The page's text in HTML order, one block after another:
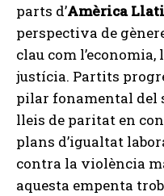
parts d’Amèrica
perspectiva de
clau com l’economia,
justícia. Partits
pilar fonamental del
lleis de paritat en
plans d’igualtat
contra la violència
aquesta empenta